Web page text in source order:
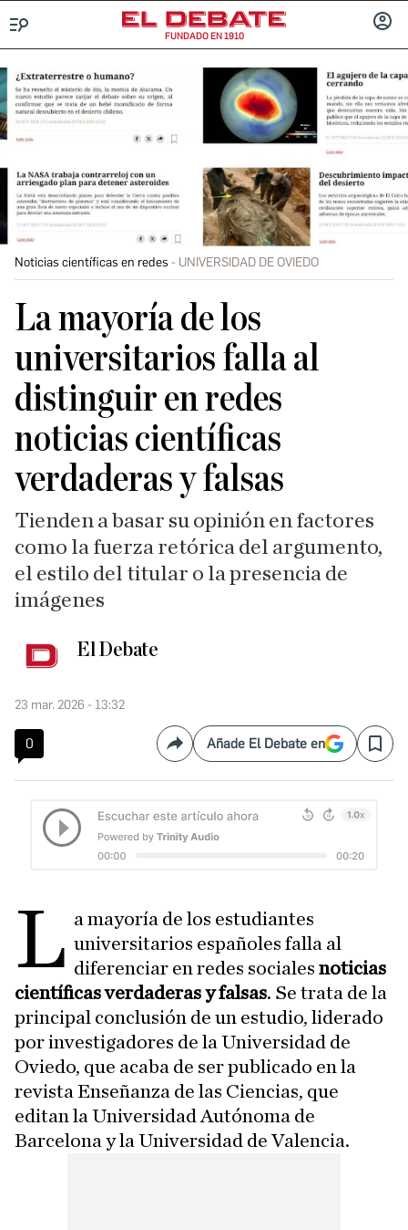
FUNDADO EN 1910
Noticias científicas en redes UNIVERSIDAD DE OVIEDO
La mayoría de los
universitarios falla al
distinguir en redes
noticias científicas
verdaderas y falsas
Tienden a basar su opinión en factores
como la fuerza retórica del argumento,
el estilo del titular o la presencia de
imágenes
El Debate
23 mar. 2026 - 13:32
0 CompartirAñade El Debate en Save
L a mayoría de los estudiantes
universitarios españoles falla al
diferenciar en redes socialesnoticias
científicas verdaderas y falsas. Se trata de la
principal conclusión de un estudio, liderado
por investigadores de la Universidad de
Oviedo, que acaba de ser publicado en la
revista Enseñanza de las Ciencias, que
editan la Universidad Autónoma de
Barcelona y la Universidad de Valencia.